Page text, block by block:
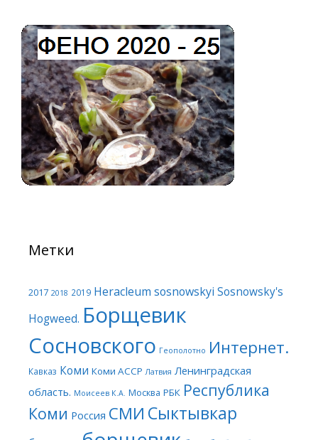
Метки
2017 2018 2019 Heracleum sosnowskyi Sosnowsky's
Hogweed. Борщевик
Сосновского Геополотно Интернет.
Кавказ Коми Коми АССР Латвия Ленинградская
область. Моисеев К.А. Москва РБК Республика
Коми Россия СМИ Сыктывкар